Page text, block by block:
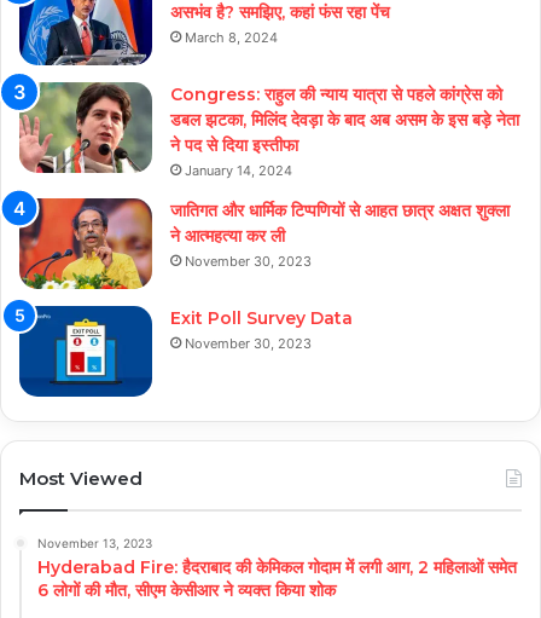
असभंव है? समझिए, कहां फंस रहा पेंच
March 8, 2024
Congress: राहुल की न्याय यात्रा से पहले कांग्रेस को
डबल झटका, मिलिंद देवड़ा के बाद अब असम के इस बड़े नेता
ने पद से दिया इस्तीफा
January 14, 2024
जातिगत और धार्मिक टिप्पणियों से आहत छात्र अक्षत शुक्ला
ने आत्महत्या कर ली
November 30, 2023
Exit Poll Survey Data
November 30, 2023
Most Viewed
November 13, 2023
Hyderabad Fire: हैदराबाद की केमिकल गोदाम में लगी आग, 2 महिलाओं समेत
6 लोगों की मौत, सीएम केसीआर ने व्यक्त किया शोक